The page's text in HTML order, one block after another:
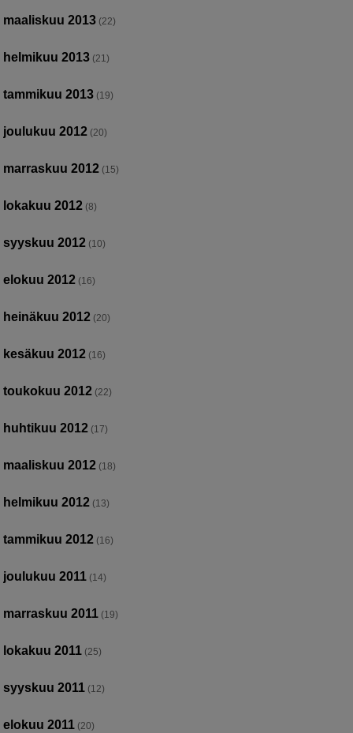
maaliskuu 2013 (22)
helmikuu 2013 (21)
tammikuu 2013 (19)
joulukuu 2012 (20)
marraskuu 2012 (15)
lokakuu 2012 (8)
syyskuu 2012 (10)
elokuu 2012 (16)
heinäkuu 2012 (20)
kesäkuu 2012 (16)
toukokuu 2012 (22)
huhtikuu 2012 (17)
maaliskuu 2012 (18)
helmikuu 2012 (13)
tammikuu 2012 (16)
joulukuu 2011 (14)
marraskuu 2011 (19)
lokakuu 2011 (25)
syyskuu 2011 (12)
elokuu 2011 (20)